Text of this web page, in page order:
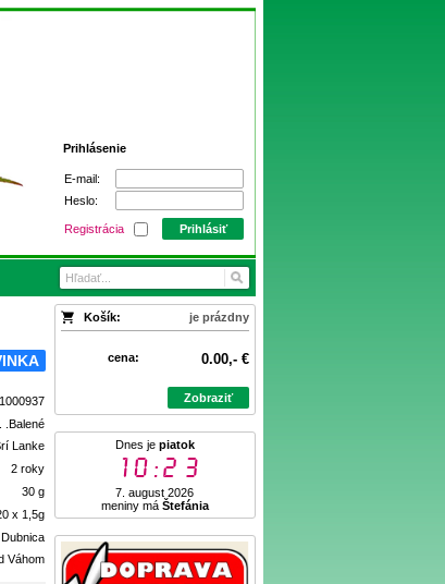
Prihlásenie
E-mail:
Heslo:
Registrácia Prihlásiť
Košík: je prázdny
cena: 0.00,- €
Zobraziť
Dnes je piatok
10:23
7. august 2026
meniny má Štefánia
1000937
.Balené
Lanke
2 roky
30 g
x 1,5g
Váhom